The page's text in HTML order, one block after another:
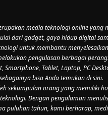
media teknologi online yang
dari gadget, gaya hidup digital
untuk membantu
pengulasan berbagai
Smartphone, Tablet, Laptop, PC
bisa Anda temukan di sini.
sekumpulan orang yang memiliki
Dengan pengalaman
puluhan tahun, kami berharap,